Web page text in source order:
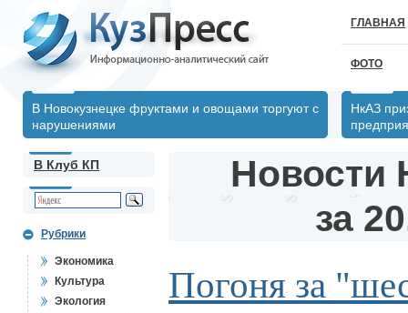
ГЛАВНАЯ
ФОТО
В Новокузнецке фруктами и овощами торгуют с
нарушениями
НкАЗ
В Клуб КП
Рубрики
Экономика
Культура
Экология
Новости
за
Погоня за